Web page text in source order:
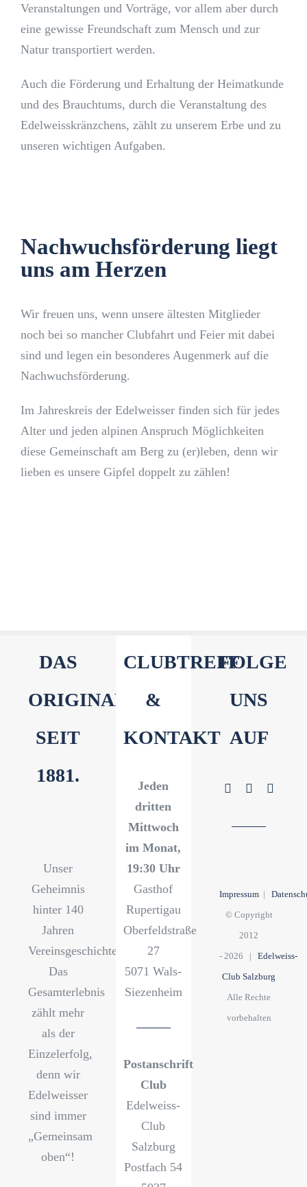
Veranstaltungen und Vorträge, vor allem aber durch
eine gewisse Freundschaft zum Mensch und zur
Natur transportiert werden.
Auch die Förderung und Erhaltung der Heimatkunde
und des Brauchtums, durch die Veranstaltung des
Edelweisskränzchens, zählt zu unserem Erbe und zu
unseren wichtigen Aufgaben.
Nachwuchsförderung liegt
uns am Herzen
Wir freuen uns, wenn unsere ältesten Mitglieder
noch bei so mancher Clubfahrt und Feier mit dabei
sind und legen ein besonderes Augenmerk auf die
Nachwuchsförderung.
Im Jahreskreis der Edelweisser finden sich für jedes
Alter und jeden alpinen Anspruch Möglichkeiten
diese Gemeinschaft am Berg zu (er)leben, denn wir
lieben es unsere Gipfel doppelt zu zählen!
DAS
ORIGINAL
SEIT
1881.
Unser
Geheimnis
hinter 140
Jahren
Vereinsgeschichte?
Das
Gesamterlebnis
zählt mehr
als der
Einzelerfolg,
denn wir
Edelweisser
sind immer
„Gemeinsam
oben“!
CLUBTREFF
&
KONTAKT
Jeden
dritten
Mittwoch
im Monat,
19:30 Uhr
Gasthof
Rupertigau
Oberfeldstraße
27
5071 Wals-
Siezenheim
Postanschrift
Club
Edelweiss-
Club
Salzburg
Postfach 54
FOLGE
UNS
AUF
Impressum|
© Copyright
2012
- 2026 | Edelweiss-
Club Salzburg
Alle Rechte
vorbehalten